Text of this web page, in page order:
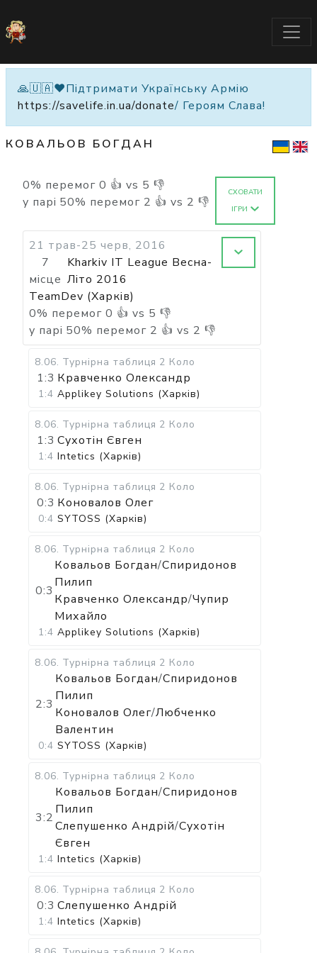
🙏🇺🇦❤️Підтримати Українську Армію
https://savelife.in.ua/donate/ Героям Слава!
КОВАЛЬОВ БОГДАН
0% перемог 0 👍 vs 5 👎
у парі 50% перемог 2 👍 vs 2 👎
СХОВАТИ
ІГРИ
21 трав-25 черв, 2016
7
місце
Kharkiv IT League Весна-
Літо 2016
TeamDev (Харків)
0% перемог 0 👍 vs 5 👎
у парі 50% перемог 2 👍 vs 2 👎
8.06. Турнірна таблиця 2 Коло
1:3 Кравченко Олександр
1:4 Applikey Solutions (Харків)
8.06. Турнірна таблиця 2 Коло
1:3 Сухотін Євген
1:4 Intetics (Харків)
8.06. Турнірна таблиця 2 Коло
0:3 Коновалов Олег
0:4 SYTOSS (Харків)
8.06. Турнірна таблиця 2 Коло
0:3
Ковальов Богдан/Спиридонов
Пилип
Кравченко Олександр/Чупир
Михайло
1:4 Applikey Solutions (Харків)
8.06. Турнірна таблиця 2 Коло
2:3
Ковальов Богдан/Спиридонов
Пилип
Коновалов Олег/Любченко
Валентин
0:4 SYTOSS (Харків)
8.06. Турнірна таблиця 2 Коло
3:2
Ковальов Богдан/Спиридонов
Пилип
Слепушенко Андрій/Сухотін
Євген
1:4 Intetics (Харків)
8.06. Турнірна таблиця 2 Коло
0:3 Слепушенко Андрій
1:4 Intetics (Харків)